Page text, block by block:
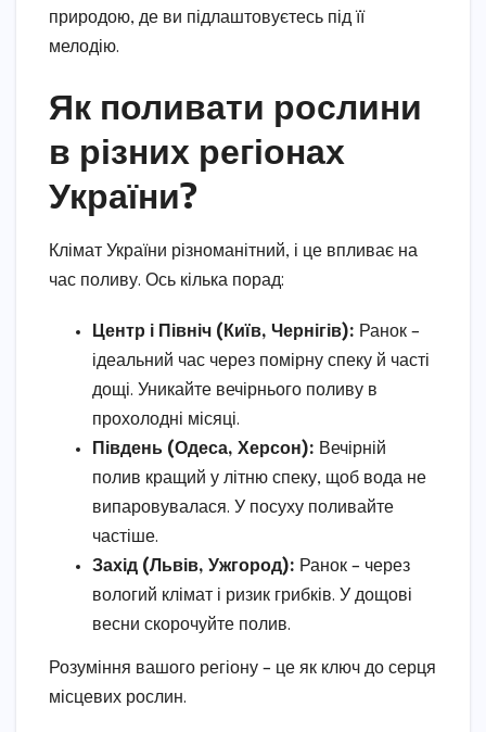
природою, де ви підлаштовуєтесь під її
мелодію.
Як поливати рослини
в різних регіонах
України?
Клімат України різноманітний, і це впливає на
час поливу. Ось кілька порад:
Центр і Північ (Київ, Чернігів): Ранок –
ідеальний час через помірну спеку й часті
дощі. Уникайте вечірнього поливу в
прохолодні місяці.
Південь (Одеса, Херсон): Вечірній
полив кращий у літню спеку, щоб вода не
випаровувалася. У посуху поливайте
частіше.
Захід (Львів, Ужгород): Ранок – через
вологий клімат і ризик грибків. У дощові
весни скорочуйте полив.
Розуміння вашого регіону – це як ключ до серця
місцевих рослин.